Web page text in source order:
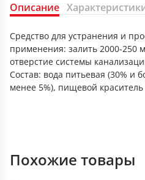
Описание
Средство для устранения и
применения: залить 2000-250
отверстие системы
Состав: вода питьевая (30% и
менее 5%), пищевой краситель
Похожие товары